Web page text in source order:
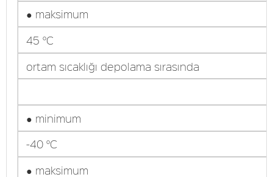
● maksimum
45 °C
ortam sıcaklığı depolama sırasında
● minimum
-40 °C
● maksimum